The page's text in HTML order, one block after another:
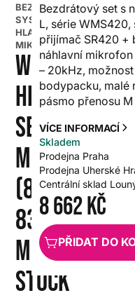
BEZDRÁTOVÉ
SYSTÉMY S
HLAVOVÝM
MIKROFONEM
WMS420
HEADWORN
SET BAND
M
(826.300-
831.200
MHZ) A
STOCK
Bezdrátový set s
L, série
přijímač SR420 +
náhlavní
– 20kHz,
bodypacku, malé
pásmo přenosu
VÍCE INFORMACÍ
Skladem
Prodejna Praha
Prodejna Uherské
Centrální sklad
8 662 Kč
PŘIDAT DO